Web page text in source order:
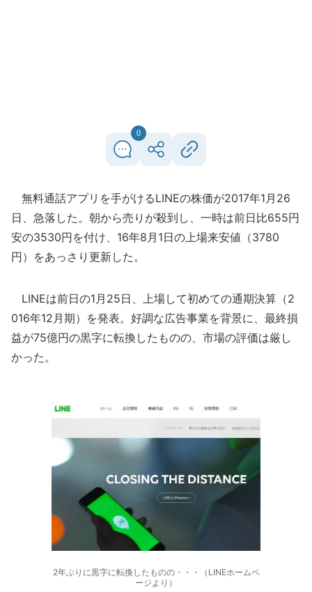
0
無料通話アプリを手がけるLINEの株価が2017年1月26
日、急落した。朝から売りが殺到し、一時は前日比655円
安の3530円を付け、16年8月1日の上場来安値（3780
円）をあっさり更新した。
LINEは前日の1月25日、上場して初めての通期決算（2
016年12月期）を発表。好調な広告事業を背景に、最終損
益が75億円の黒字に転換したものの、市場の評価は厳し
かった。
2年ぶりに黒字に転換したものの・・・（LINEホームペ
ージより）